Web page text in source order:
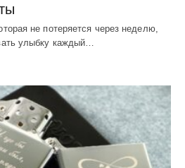
не потеряется через неделю,
улыбку каждый…